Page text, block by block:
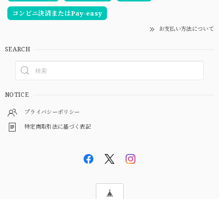
コンビニ決済またはPay-easy
お支払い方法について
SEARCH
NOTICE
プライバシーポリシー
特定商取引法に基づく表記